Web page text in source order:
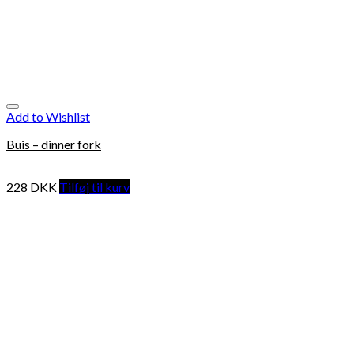
Add to Wishlist
Buis – dinner fork
228 DKK Tilføj til kurv